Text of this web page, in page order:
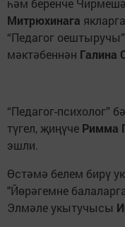
һәм беренче
Митрюхинага
“Педагог
мәктәбеннән Галина
“Педагог-психолог”
түгел, җиңүче Римма
эшли.
Өстәмә белем бирү
"Йөрәгемне
Элмәле укытучысы